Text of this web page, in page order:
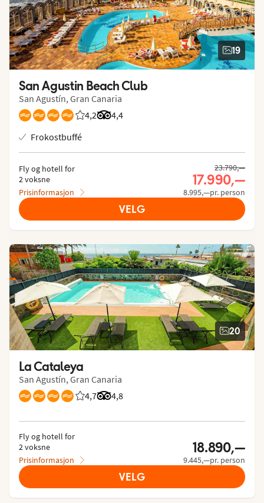
19
San Agustin Beach Club
San Agustín, Gran Canaria
4,2
Vurdering fra Vings gjester: 4.174/5
4,4
Vurdering fra Tripadvisor: 4.4 of 5
Frokostbuffé
Fly og hotell for
2 voksne
Prisinformasjon
23.790,—
17.990,—
8.995,—pr. person
VELG
20
La Cataleya
San Agustín, Gran Canaria
4,7
Vurdering fra Vings gjester: 4.704/5
4,8
Vurdering fra Tripadvisor: 4.8 of 5
Fly og hotell for
2 voksne
Prisinformasjon
18.890,—
9.445,—pr. person
VELG